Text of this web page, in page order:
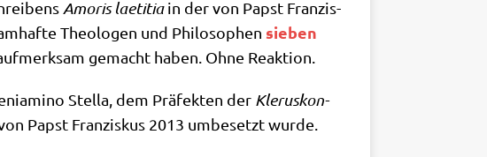
Amo­ris lae­ti­tiain der von Papst Fran­zis­
Theo­lo­gen und Phi­lo­so­phen sie­ben
gemacht haben. Ohne Reaktion.
Stel­la, dem Prä­fek­ten der Kle­rus­kon­
Papst Fran­zis­kus 2013 umbe­setzt wurde.